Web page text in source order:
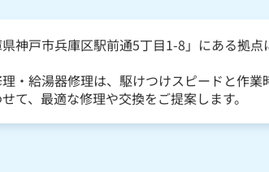
神戸市兵庫区駅前通5丁目1-8」にある拠点
・給湯器修理は、駆けつけスピードと作業
て、最適な修理や交換をご提案します。